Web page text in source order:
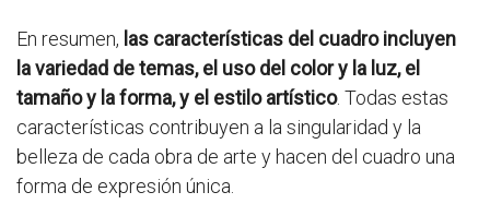
En resumen, las características del cuadro incluyen
la variedad de temas, el uso del color y la luz, el
tamaño y la forma, y el estilo artístico. Todas estas
características contribuyen a la singularidad y la
belleza de cada obra de arte y hacen del cuadro una
forma de expresión única.